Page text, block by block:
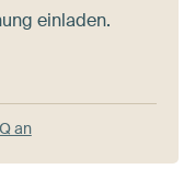
einladen.
an